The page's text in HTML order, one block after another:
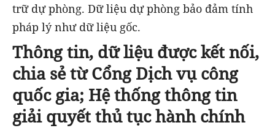
trữ dự phòng. Dữ liệu dự phòng bảo đảm tính
pháp lý như dữ liệu gốc.
Thông tin, dữ liệu được kết nối,
chia sẻ từ Cổng Dịch vụ công
quốc gia; Hệ thống thông tin
giải quyết thủ tục hành chính